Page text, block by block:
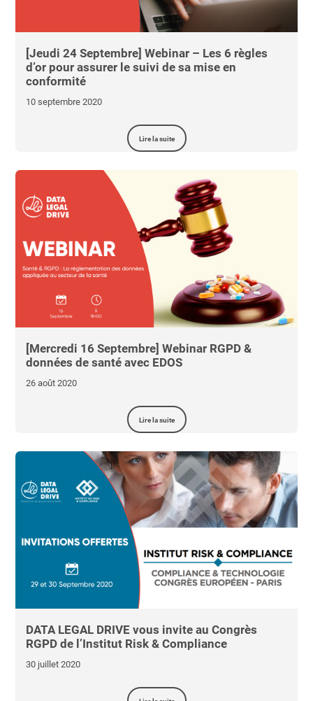
Essayer le logiciel
[Jeudi 24 Septembre] Webinar – Les 6 règles
d’or pour assurer le suivi de sa mise en
conformité
10 septembre 2020
Lire la suite
[Mercredi 16 Septembre] Webinar RGPD &
données de santé avec EDOS
26 août 2020
Lire la suite
DATA LEGAL DRIVE vous invite au Congrès
RGPD de l’Institut Risk & Compliance
30 juillet 2020